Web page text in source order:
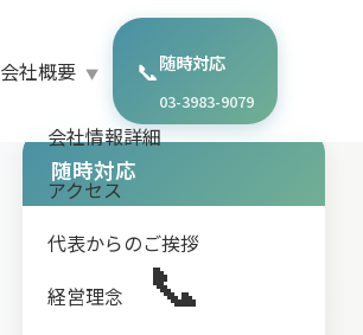
会社概要
会社情報詳細
アクセス
代表からのご挨拶
経営理念
📞随時対応
03-3983-9079
随時対応
📞